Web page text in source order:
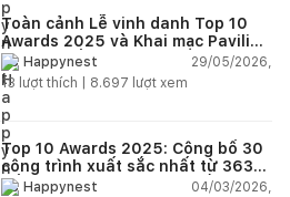
Toàn cảnh Lễ vinh danh Top 10
Awards 2025 và Khai mạc Pavilion
“Dong buồm”
Happynest
29/05/2026,
13 lượt thích | 8.697 lượt xem
Top 10 Awards 2025: Công bố 30
công trình xuất sắc nhất từ 363
đồ án dự thi trên toàn quốc
Happynest
04/03/2026,